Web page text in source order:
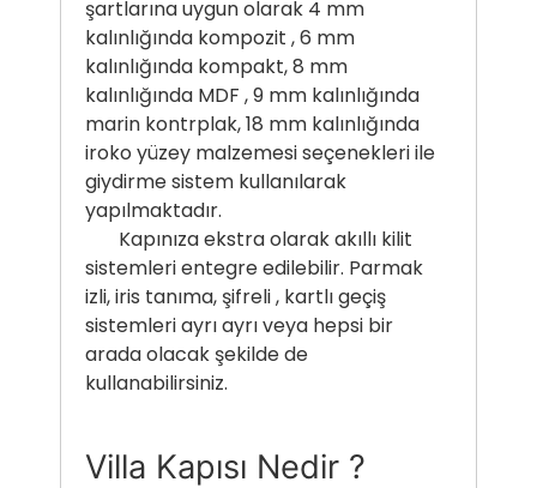
şartlarına uygun olarak 4 mm
kalınlığında kompozit , 6 mm
kalınlığında kompakt, 8 mm
kalınlığında MDF , 9 mm kalınlığında
marin kontrplak, 18 mm kalınlığında
iroko yüzey malzemesi seçenekleri ile
giydirme sistem kullanılarak
yapılmaktadır.
Kapınıza ekstra olarak akıllı kilit
sistemleri entegre edilebilir. Parmak
izli, iris tanıma, şifreli , kartlı geçiş
sistemleri ayrı ayrı veya hepsi bir
arada olacak şekilde de
kullanabilirsiniz.
Villa Kapısı Nedir ?